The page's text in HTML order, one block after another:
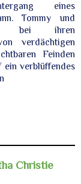
eines
Tommy und
bei ihren
verdächtigen
Feinden
ein verblüffendes
Christie